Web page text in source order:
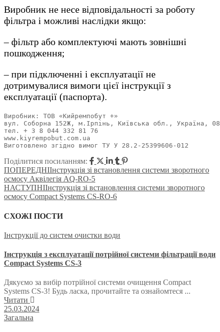
Виробник не несе відповідальності за роботу
фільтра і можливі наслідки якщо:
– фільтр або комплектуючі мають зовнішні
пошкодження;
– при підключенні і експлуатації не
дотримувалися вимоги цієї інструкції з
експлуатації (паспорта).
Виробник: ТОВ «Кийремпобут +»
вул. Соборна 152Ж, м.Ірпінь, Київська обл., Україна,
тел. + 3 8 044 332 81 76
www.kiyrempobut.com.ua
Виготовлено згідно вимог ТУ У 28.2-25399606-012
Поділитися посиланням:
ПОПЕРЕДНІІнструкція зі встановлення системи зворотного
осмосу Аквілегія AQ-RO-5
НАСТУПНІІнструкція зі встановлення системи зворотного
осмосу Compact Systems CS-RO-6
СХОЖІ ПОСТИ
Інструкції до систем очистки води
Інструкція з експлуатації потрійної системи фільтрації води
Compact Systems CS-3
Дякуємо за вибір потрійної системи очищення Compact
Systems CS-3! Будь ласка, прочитайте та ознайомтеся ...
Читати
25.03.2024
Загальна